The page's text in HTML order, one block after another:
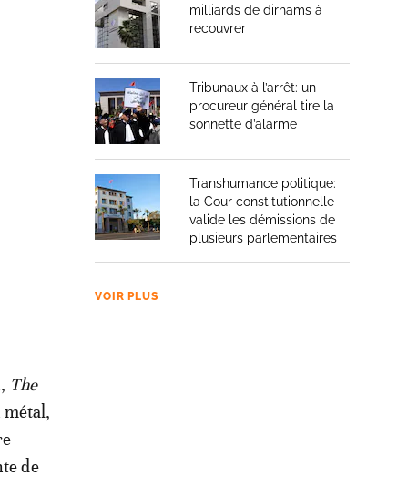
The
de
milliards de dirhams à
recouvrer
Tribunaux à l’arrêt: un
procureur général tire la
sonnette d’alarme
Transhumance politique:
la Cour constitutionnelle
valide les démissions de
plusieurs parlementaires
VOIR PLUS